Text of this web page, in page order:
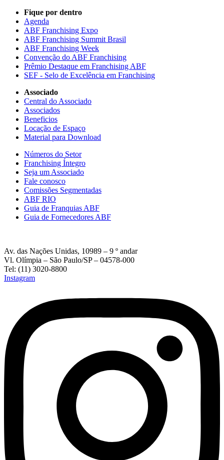
Fique por dentro
Agenda
ABF Franchising Expo
ABF Franchising Summit Brasil
ABF Franchising Week
Convenção do ABF Franchising
Prêmio Destaque em Franchising ABF
SEF - Selo de Excelência em Franchising
Associado
Central do Associado
Associados
Beneficios
Locação de Espaço
Material para Download
Números do Setor
Franchising Íntegro
Seja um Associado
Fale conosco
Comissões Segmentadas
ABF RIO
Guia de Franquias ABF
Guia de Fornecedores ABF
Av. das Nações Unidas, 10989 – 9 º andar
Vl. Olímpia – São Paulo/SP – 04578-000
Tel: (11) 3020-8800
Instagram